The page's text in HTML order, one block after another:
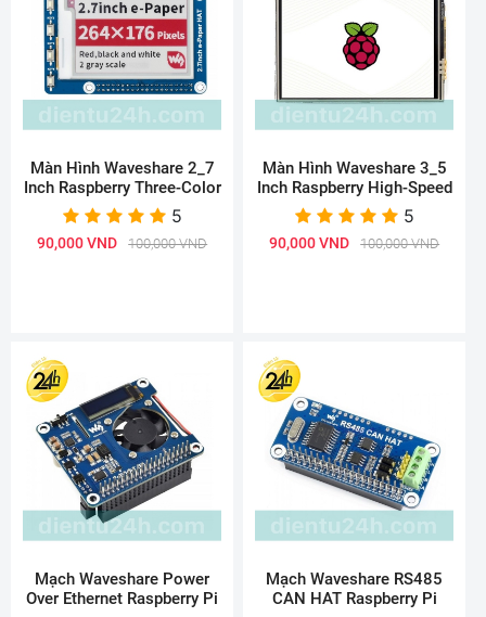
Màn Hình Waveshare 2_7
Inch Raspberry Three-Color
5
90,000 VND 100,000 VND
Màn Hình Waveshare 3_5
Inch Raspberry High-Speed
5
90,000 VND 100,000 VND
Mạch Waveshare Power
Over Ethernet Raspberry Pi
Mạch Waveshare RS485
CAN HAT Raspberry Pi